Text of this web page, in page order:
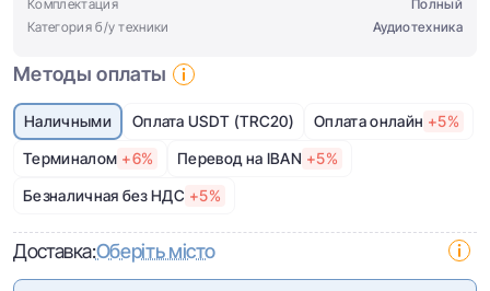
Комплектация
Полный
Категория б/у техники
Аудиотехника
Методы оплаты
Наличными Оплата USDT (TRC20) Оплата онлайн +5%
Терминалом +6% Перевод на IBAN +5%
Безналичная без НДС +5%
Доставка:Оберіть місто